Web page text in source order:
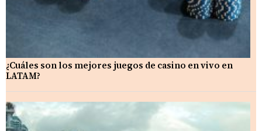
¿Cuáles son los mejores juegos de casino en vivo en
LATAM?